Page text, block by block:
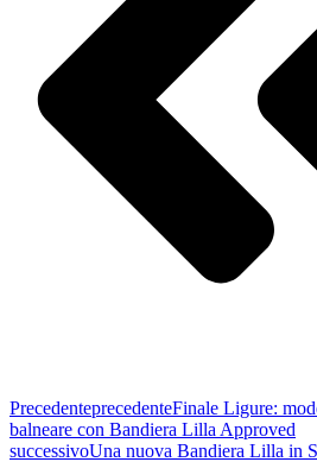
PrecedenteprecedenteFinale Ligure:
balneare con Bandiera Lilla Approved
successivoUna nuova Bandiera Lilla in